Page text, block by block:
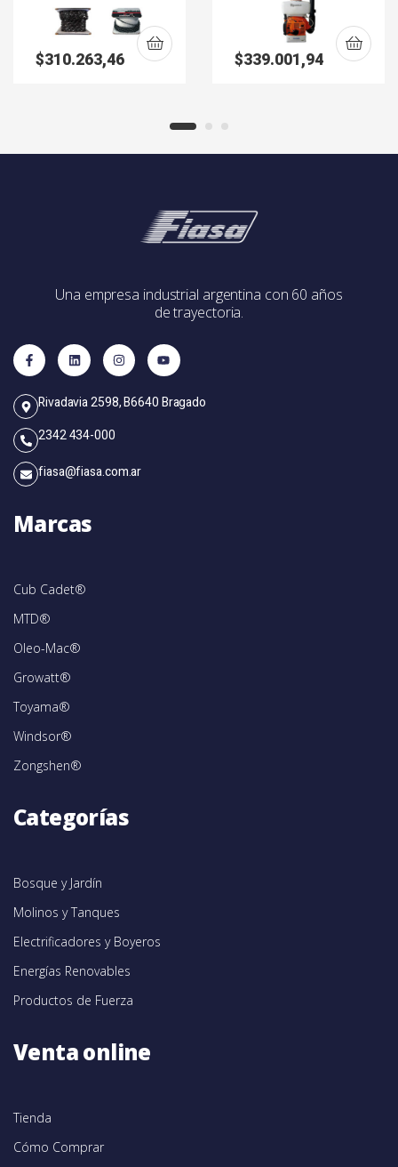
$310.263,46 $339.001,94
Una empresa industrial argentina con 60 años
de trayectoria.
Rivadavia 2598, B6640 Bragado
2342 434-000
fiasa@fiasa.com.ar
Marcas
Cub Cadet®
MTD®
Oleo-Mac®
Growatt®
Toyama®
Windsor®
Zongshen®
Categorías
Bosque y Jardín
Molinos y Tanques
Electrificadores y Boyeros
Energías Renovables
Productos de Fuerza
Venta online
Tienda
Cómo Comprar